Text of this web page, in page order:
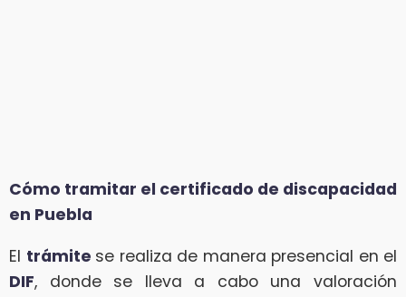
Cómo tramitar el certificado de discapacidad
en Puebla
El trámite se realiza de manera presencial en el
DIF, donde se lleva a cabo una valoración